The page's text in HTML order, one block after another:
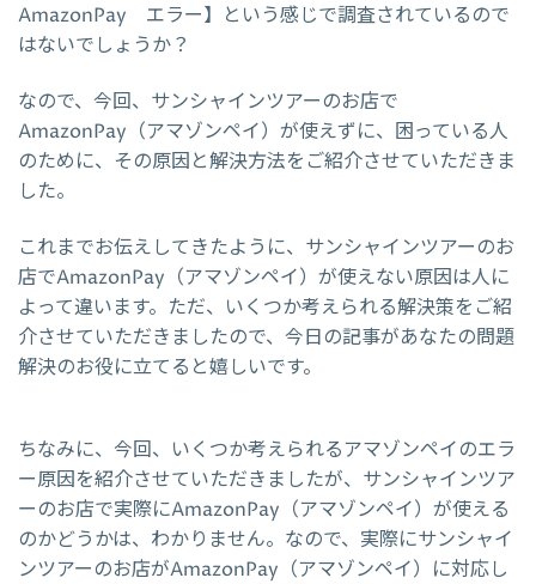
AmazonPay エラー】という感じで調査されているので
はないでしょうか？
なので、今回、サンシャインツアーのお店で
AmazonPay（アマゾンペイ）が使えずに、困っている人
のために、その原因と解決方法をご紹介させていただきま
した。
これまでお伝えしてきたように、サンシャインツアーのお
店でAmazonPay（アマゾンペイ）が使えない原因は人に
よって違います。ただ、いくつか考えられる解決策をご紹
介させていただきましたので、今日の記事があなたの問題
解決のお役に立てると嬉しいです。
ちなみに、今回、いくつか考えられるアマゾンペイのエラ
ー原因を紹介させていただきましたが、サンシャインツア
ーのお店で実際にAmazonPay（アマゾンペイ）が使える
のかどうかは、わかりません。なので、実際にサンシャイ
ンツアーのお店がAmazonPay（アマゾンペイ）に対応し